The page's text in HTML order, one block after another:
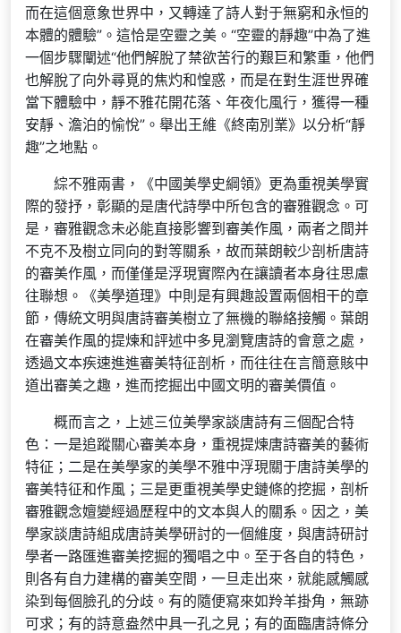
而在這個意象世界中，又轉達了詩人對于無窮和永恒的
本體的體驗”。這恰是空靈之美。“空靈的靜趣”中為了進
一個步驟闡述“他們解脫了禁欲苦行的艱巨和繁重，他們
也解脫了向外尋覓的焦灼和惶惑，而是在對生涯世界確
當下體驗中，靜不雅花開花落、年夜化風行，獲得一種
安靜、澹泊的愉悅”。舉出王維《終南別業》以分析“靜
趣”之地點。
綜不雅兩書，《中國美學史綱領》更為重視美學實
際的發抒，彰顯的是唐代詩學中所包含的審雅觀念。可
是，審雅觀念未必能直接影響到審美作風，兩者之間并
不克不及樹立同向的對等關系，故而葉朗較少剖析唐詩
的審美作風，而僅僅是浮現實際內在讓讀者本身往思慮
往聯想。《美學道理》中則是有興趣設置兩個相干的章
節，傳統文明與唐詩審美樹立了無機的聯絡接觸。葉朗
在審美作風的提煉和評述中多見瀏覽唐詩的會意之處，
透過文本疾速進進審美特征剖析，而往往在言簡意賅中
道出審美之趣，進而挖掘出中國文明的審美價值。
概而言之，上述三位美學家談唐詩有三個配合特
色：一是追蹤關心審美本身，重視提煉唐詩審美的藝術
特征；二是在美學家的美學不雅中浮現關于唐詩美學的
審美特征和作風；三是更重視美學史鏈條的挖掘，剖析
審雅觀念嬗變經過歷程中的文本與人的關系。因之，美
學家談唐詩組成唐詩美學研討的一個維度，與唐詩研討
學者一路匯進審美挖掘的獨唱之中。至于各自的特色，
則各有自力建構的審美空間，一旦走出來，就能感觸感
染到每個臉孔的分歧。有的隨便寫來如羚羊掛角，無跡
可求；有的詩意盎然中具一孔之見；有的面臨唐詩條分